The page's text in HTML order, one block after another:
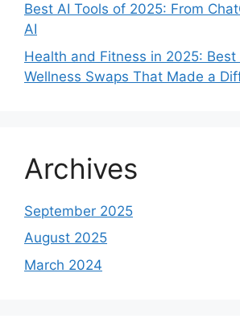
Best AI Tools of 2025: From
AI
Health and Fitness in 2025: Best
Wellness Swaps That Made a
Archives
September 2025
August 2025
March 2024